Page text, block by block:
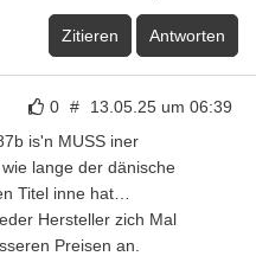
Zitieren Antworten
0 # 13.05.25 um 06:39
is'n MUSS iner
lange der dänische
Titel inne hat…
Hersteller zich Mal
Preisen an.